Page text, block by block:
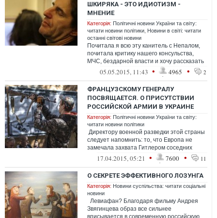
ШКИРЯКА - ЭТО ИДИОТИЗМ -
МНЕНИЕ
Категорія: Політичні новини України та світу:
читати новини політики Новини в світі: читати
останні світові новини
Почитала я всю эту канитель с Непалом,
почитала критику нашего консульства,
МЧС, бездарной власти и хочу рассказать
вам историю
05.05.2015, 11:43 • 4965 • 2
ФРАНЦУЗСКОМУ ГЕНЕРАЛУ
ПОСВЯЩАЕТСЯ. О ПРИСУТСТВИИ
РОССИЙСКОЙ АРМИИ В УКРАИНЕ
Категорія: Політичні новини України та світу:
читати новини політики
Директору военной разведки этой страны
следует напомнить: то, что Европа не
замечала захвата Гитлером соседних
стран, привело к мировой войне
17.04.2015, 05:21 • 7600 • 11
О СЕКРЕТЕ ЭФФЕКТИВНОГО ЛОЗУНГА
Категорія: Новини суспільства: читати соціальні
новини
Левиафан? Благодаря фильму Андрея
Звягинцева образ все сильнее
вписывается в современную российскую